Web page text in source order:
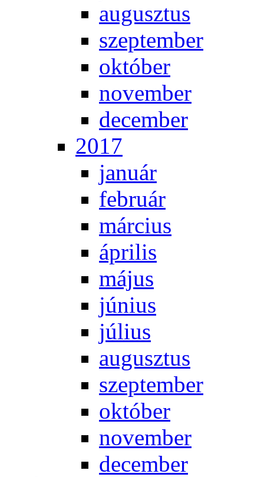
au­gusz­tus
szep­tem­ber
ok­tó­ber
no­vem­ber
de­cem­ber
2017
ja­nu­ár
feb­ru­ár
már­ci­us
áp­ri­lis
má­jus
jú­ni­us
jú­li­us
au­gusz­tus
szep­tem­ber
ok­tó­ber
no­vem­ber
de­cem­ber